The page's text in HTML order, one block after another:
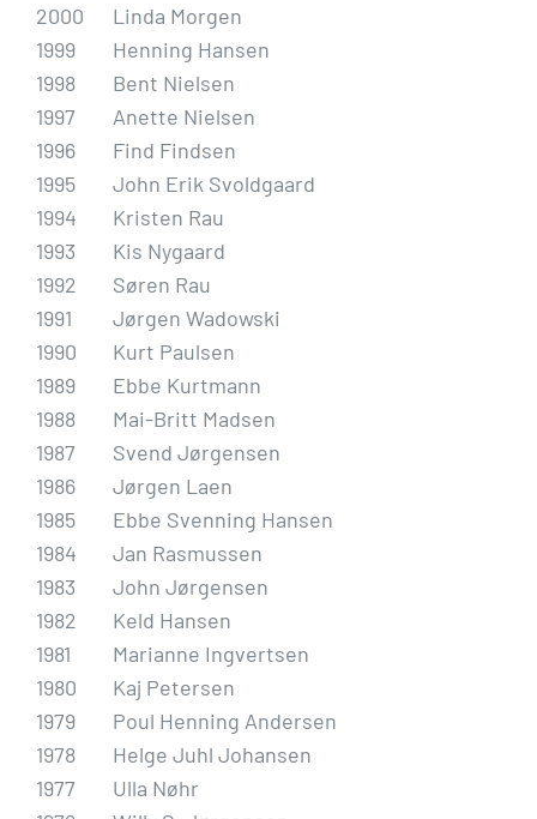
2000
Linda Morgen
1999
Henning Hansen
1998
Bent Nielsen
1997
Anette Nielsen
1996
Find Findsen
1995
John Erik Svoldgaard
1994
Kristen Rau
1993
Kis Nygaard
1992
Søren Rau
1991
Jørgen Wadowski
1990
Kurt Paulsen
1989
Ebbe Kurtmann
1988
Mai-Britt Madsen
1987
Svend Jørgensen
1986
Jørgen Laen
1985
Ebbe Svenning Hansen
1984
Jan Rasmussen
1983
John Jørgensen
1982
Keld Hansen
1981
Marianne Ingvertsen
1980
Kaj Petersen
1979
Poul Henning Andersen
1978
Helge Juhl Johansen
1977
Ulla Nøhr